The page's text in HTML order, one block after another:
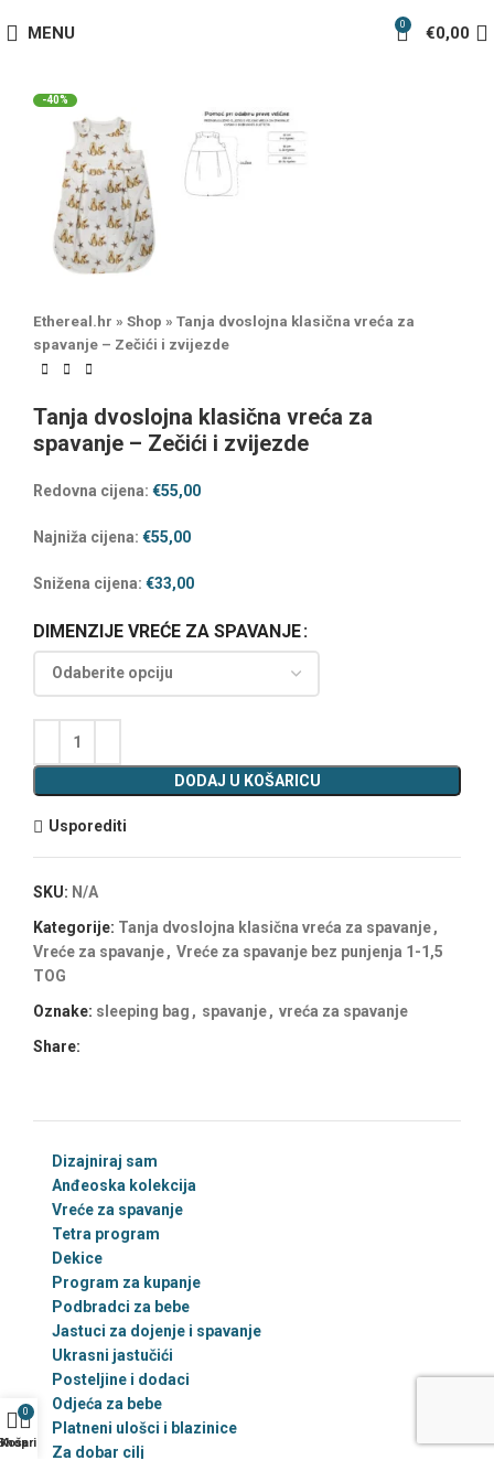
MENU 0 €0,00
-40%
Ethereal.hr » Shop » Tanja dvoslojna klasična vreća za
spavanje – Zečići i zvijezde
Tanja dvoslojna klasična vreća za
spavanje – Zečići i zvijezde
Redovna cijena: €55,00
Najniža cijena: €55,00
Snižena cijena: €33,00
DIMENZIJE VREĆE ZA SPAVANJE
DODAJ U KOŠARICU
Usporediti
SKU: N/A
Kategorije: Tanja dvoslojna klasična vreća za spavanje,
Vreće za spavanje, Vreće za spavanje bez punjenja 1-1,5
TOG
Oznake: sleeping bag , spavanje, vreća za spavanje
Share:
Dizajniraj sam
Anđeoska kolekcija
Vreće za spavanje
Tetra program
Dekice
Program za kupanje
Podbradci za bebe
Jastuci za dojenje i spavanje
Ukrasni jastučići
Posteljine i dodaci
Odjeća za bebe
Platneni ulošci i blazinice
Za dobar cilj
0
Košarica